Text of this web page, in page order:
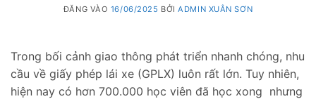
ĐĂNG VÀO 16/06/2025 BỞIADMIN XUÂN SƠN
Trong bối cảnh giao thông phát triển nhanh chóng, nhu
cầu về giấy phép lái xe (GPLX) luôn rất lớn. Tuy nhiên,
hiện nay có hơn 700.000 học viên đã học xong nhưng